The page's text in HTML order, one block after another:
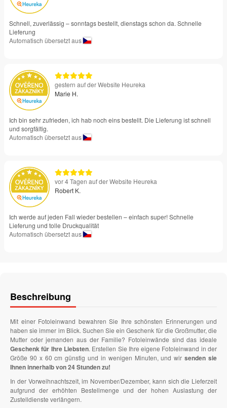
Schnell, zuverlässig – sonntags bestellt, dienstags schon da. Schnelle
Lieferung
Automatisch übersetzt aus
gestern auf der Website Heureka
Marie H.
Ich bin sehr zufrieden, ich hab noch eins bestellt. Die Lieferung ist schnell
und sorgfältig.
Automatisch übersetzt aus
vor 4 Tagen auf der Website Heureka
Robert K.
Ich werde auf jeden Fall wieder bestellen – einfach super! Schnelle
Lieferung und tolle Druckqualität
Automatisch übersetzt aus
Beschreibung
Mit einer Fotoleinwand bewahren Sie Ihre schönsten Erinnerungen und
haben sie immer im Blick. Suchen Sie ein Geschenk für die Großmutter, die
Mutter oder jemanden aus der Familie? Fotoleinwände sind das ideale
Geschenk für Ihre Liebsten. Erstellen Sie Ihre eigene Fotoleinwand in der
Größe 90 x 60 cm günstig und in wenigen Minuten, und wirsenden sie
Ihnen innerhalb von 24 Stunden zu!
In der Vorweihnachtszeit, im November/Dezember, kann sich die Lieferzeit
aufgrund der erhöhten Bestellmenge und der hohen Auslastung der
Zustelldienste verlängern.